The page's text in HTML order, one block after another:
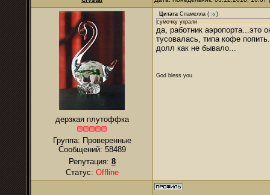
дерзкая плутоффка
Группа: Проверенные
Сообщений: 58489
Репутация: 8
Статус: Offline
Цитата Спамелла (
)
сумочку украли
да, работник аэропорта...это
тусовалась, типа кофе
долл как не бывало...
God bless you